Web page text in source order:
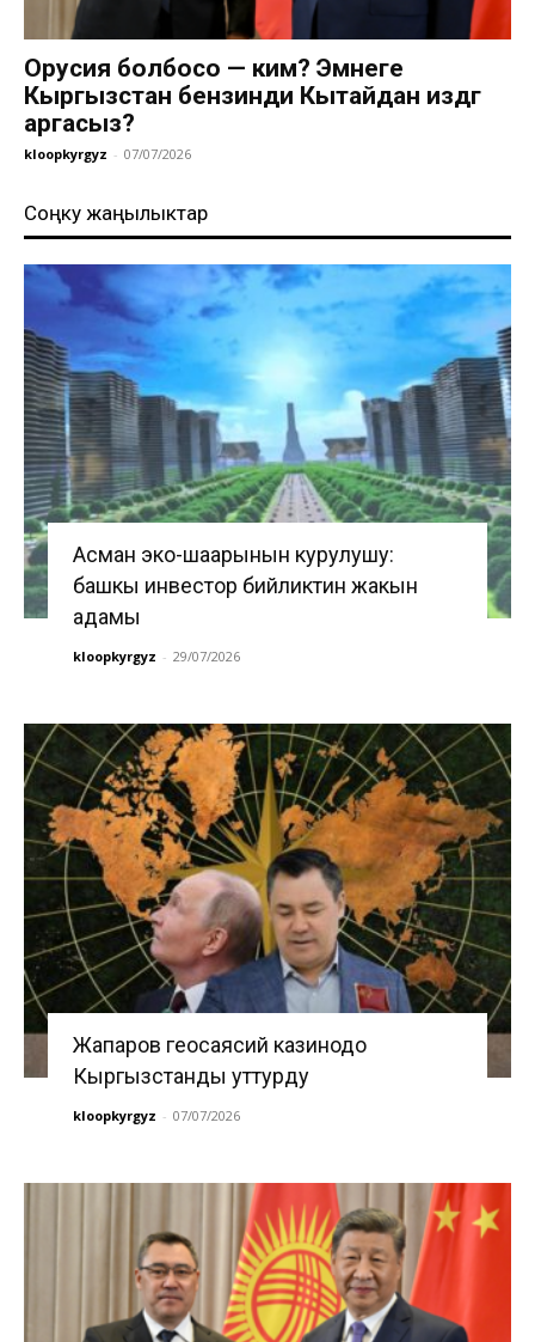
Орусия болбосо — ким? Эмнеге
Кыргызстан бензинди Кытайдан издөөгө
аргасыз?
kloopkyrgyz - 07/07/2026
Соңку жаңылыктар
Асман эко-шаарынын курулушу:
башкы инвестор бийликтин жакын
адамы
kloopkyrgyz - 29/07/2026
Жапаров геосаясий казинодо
Кыргызстанды уттурду
kloopkyrgyz - 07/07/2026